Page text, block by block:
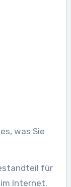
was Sie
für
Internet.